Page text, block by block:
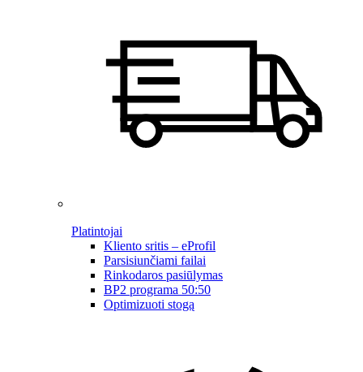
Platintojai
Kliento sritis – eProfil
Parsisiunčiami failai
Rinkodaros pasiūlymas
BP2 programa 50:50
Optimizuoti stogą